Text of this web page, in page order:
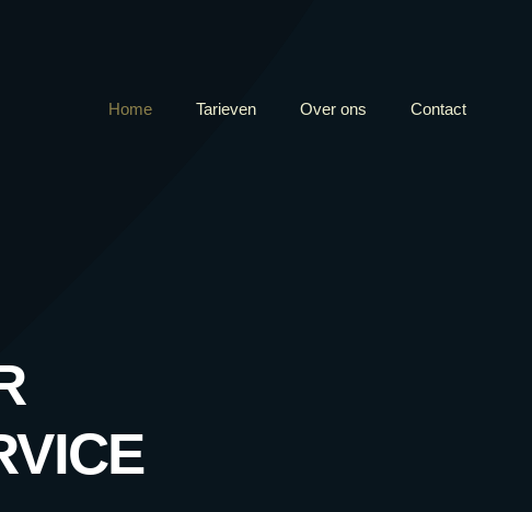
Home Tarieven Over ons Contact